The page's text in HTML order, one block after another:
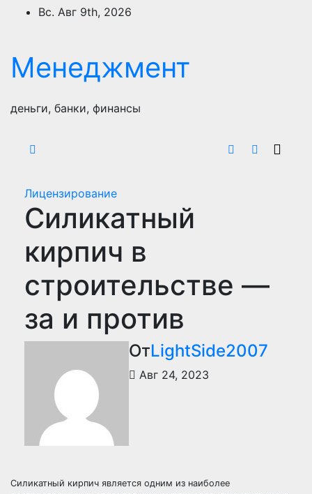
ПерейтиВс. Авг 9th, 2026
Менеджмент
деньги, банки, финансы
Лицензирование
Силикатный
кирпич в
строительстве —
за и против
ОтLightSide2007
Авг 24, 2023
Силикатный кирпич является одним из наиболее